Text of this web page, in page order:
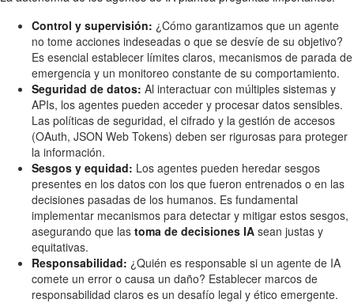
Control y supervisión: ¿Cómo garantizamos que un agente
no tome acciones indeseadas o que se desvíe de su objetivo?
Es esencial establecer límites claros, mecanismos de parada de
emergencia y un monitoreo constante de su comportamiento.
Seguridad de datos: Al interactuar con múltiples sistemas y
APIs, los agentes pueden acceder y procesar datos sensibles.
Las políticas de seguridad, el cifrado y la gestión de accesos
(OAuth, JSON Web Tokens) deben ser rigurosas para proteger
la información.
Sesgos y equidad: Los agentes pueden heredar sesgos
presentes en los datos con los que fueron entrenados o en las
decisiones pasadas de los humanos. Es fundamental
implementar mecanismos para detectar y mitigar estos sesgos,
asegurando que las toma de decisiones IA sean justas y
equitativas.
Responsabilidad: ¿Quién es responsable si un agente de IA
comete un error o causa un daño? Establecer marcos de
responsabilidad claros es un desafío legal y ético emergente.